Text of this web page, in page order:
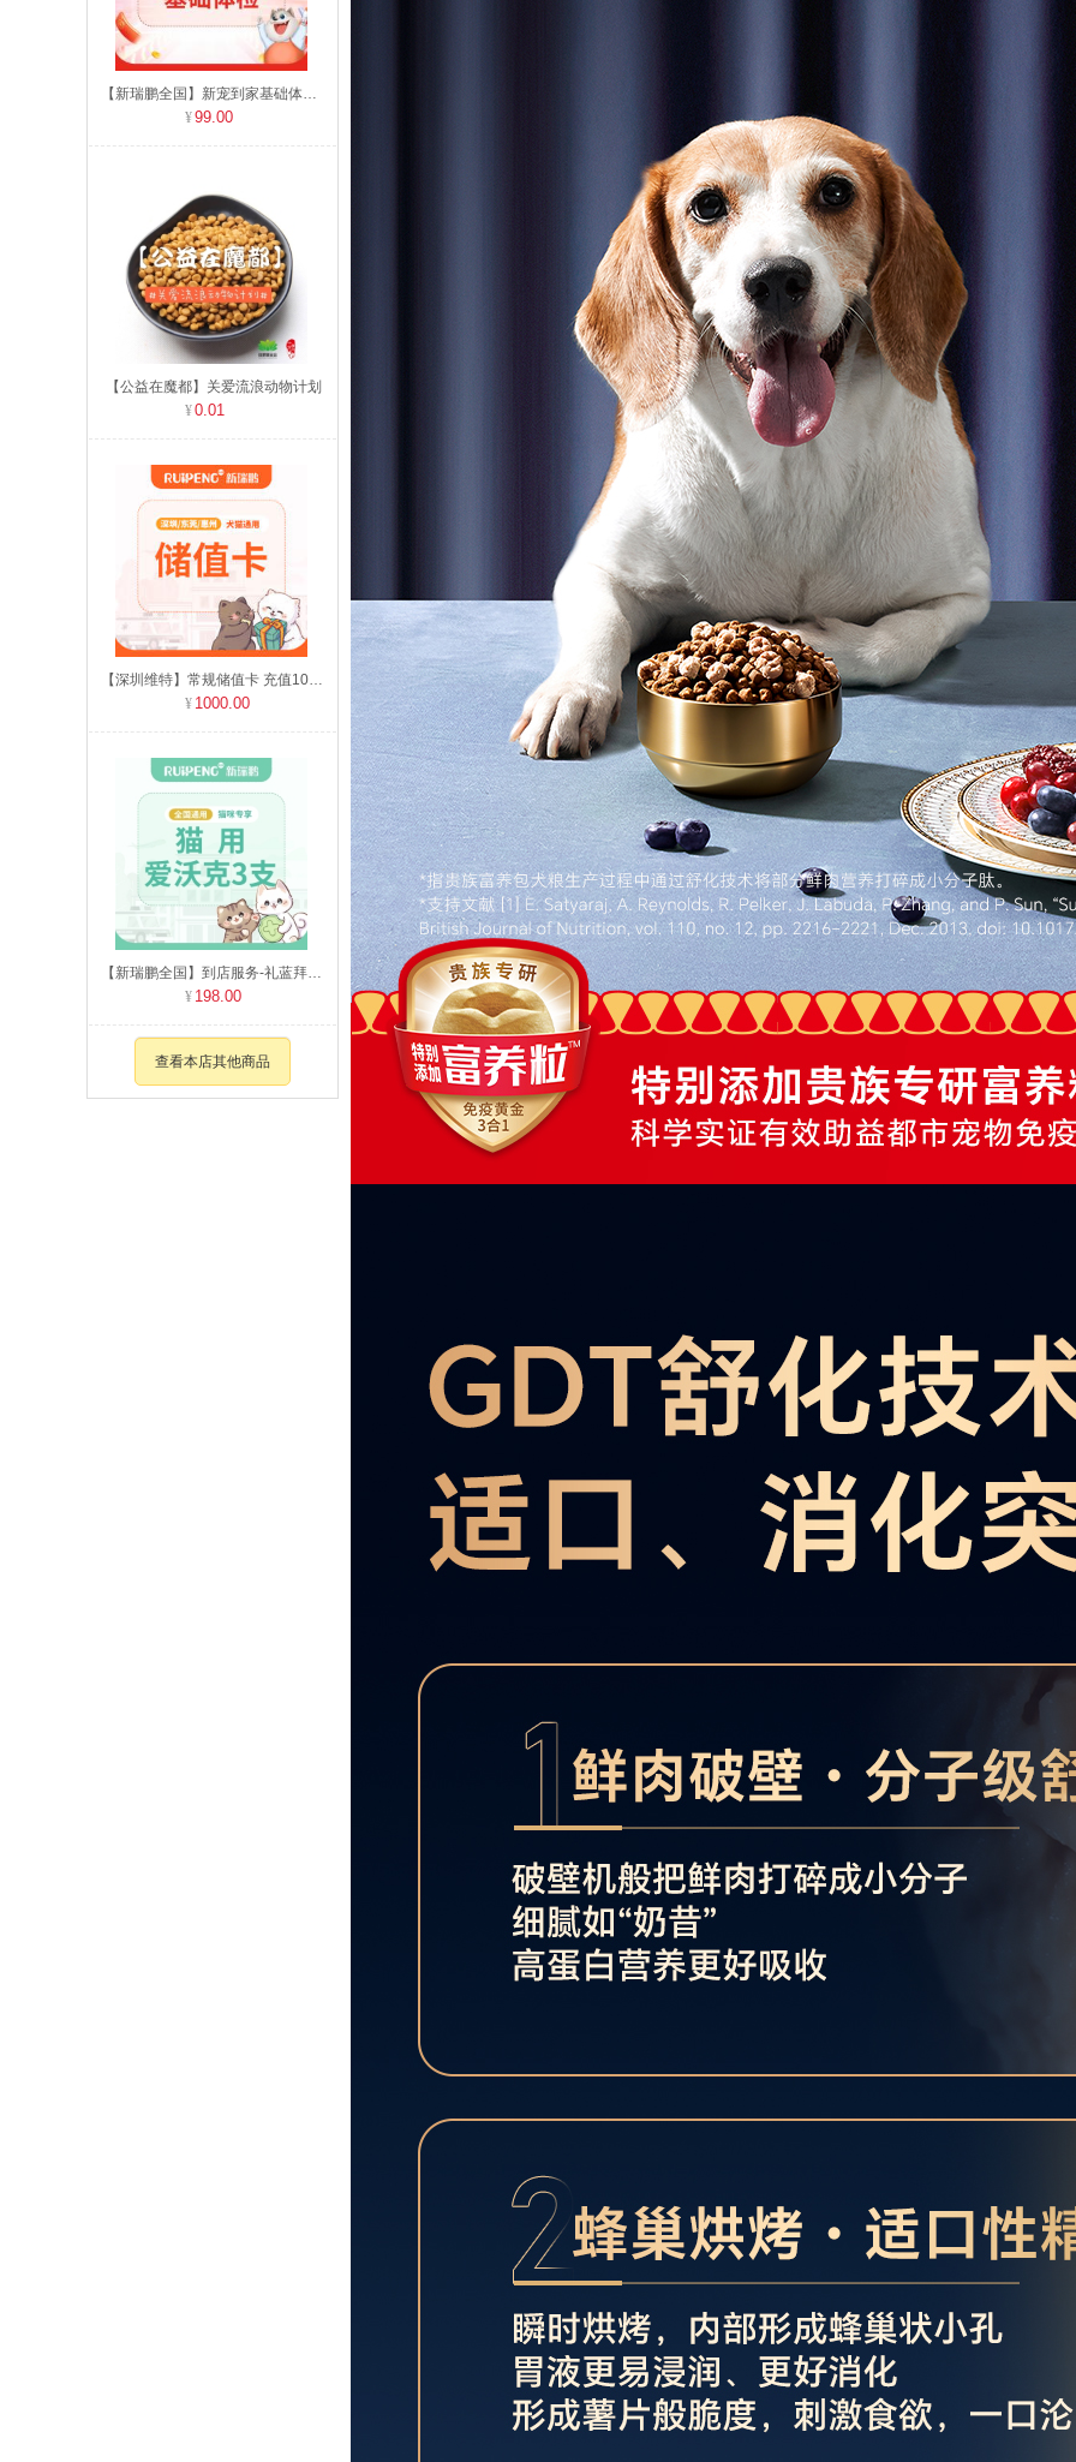
【新瑞鹏全国】新宠到家基础体检 犬猫通用
99.00
【公益在魔都】关爱流浪动物计划
0.01
【深圳维特】常规储值卡 充值1000元送60元
1000.00
【新瑞鹏全国】到店服务-礼蓝拜耳爱沃克整盒（猫用） 0-4kg
198.00
查看本店其他商品